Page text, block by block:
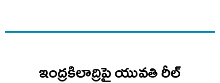
ఇంద్రకిలాద్రిపై యువతి రీల్